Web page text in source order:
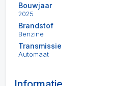
Bouwjaar
2025
Brandstof
Benzine
Transmissie
Automaat